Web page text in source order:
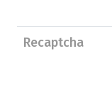
Recaptcha